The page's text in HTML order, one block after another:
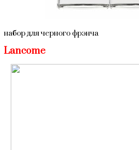
набор для черного фрэнча
Lancome